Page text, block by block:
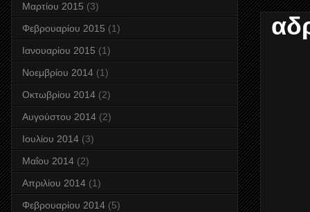
Μαρτίου 2015 (3)
Φεβρουαρίου 2015 (1)
Ιανουαρίου 2015 (1)
Νοεμβρίου 2014 (1)
Οκτωβρίου 2014 (2)
Αυγούστου 2014 (2)
Ιουλίου 2014 (3)
Μαΐου 2014 (2)
Απριλίου 2014 (1)
Φεβρουαρίου 2014 (5)